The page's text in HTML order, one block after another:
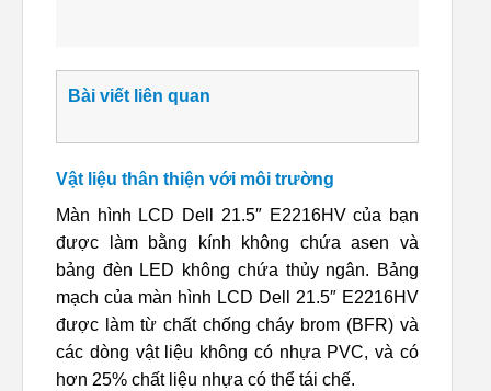
Bài viết liên quan
Vật liệu thân thiện với môi trường
Màn hình LCD Dell 21.5″ E2216HV của bạn
được làm bằng kính không chứa asen và
bảng đèn LED không chứa thủy ngân. Bảng
mạch của màn hình LCD Dell 21.5″ E2216HV
được làm từ chất chống cháy brom (BFR) và
các dòng vật liệu không có nhựa PVC, và có
hơn 25% chất liệu nhựa có thể tái chế.